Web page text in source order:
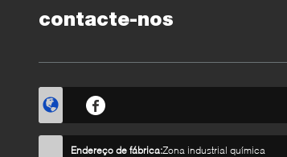
contacte-nos
Endereço de fábrica:Zona industrial química